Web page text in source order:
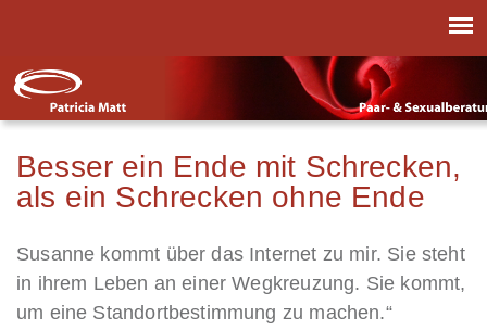
Besser ein Ende mit Schrecken,
als ein Schrecken ohne Ende
Susanne kommt über das Internet zu mir. Sie steht
in ihrem Leben an einer Wegkreuzung. Sie kommt,
um eine Standortbestimmung zu machen.“